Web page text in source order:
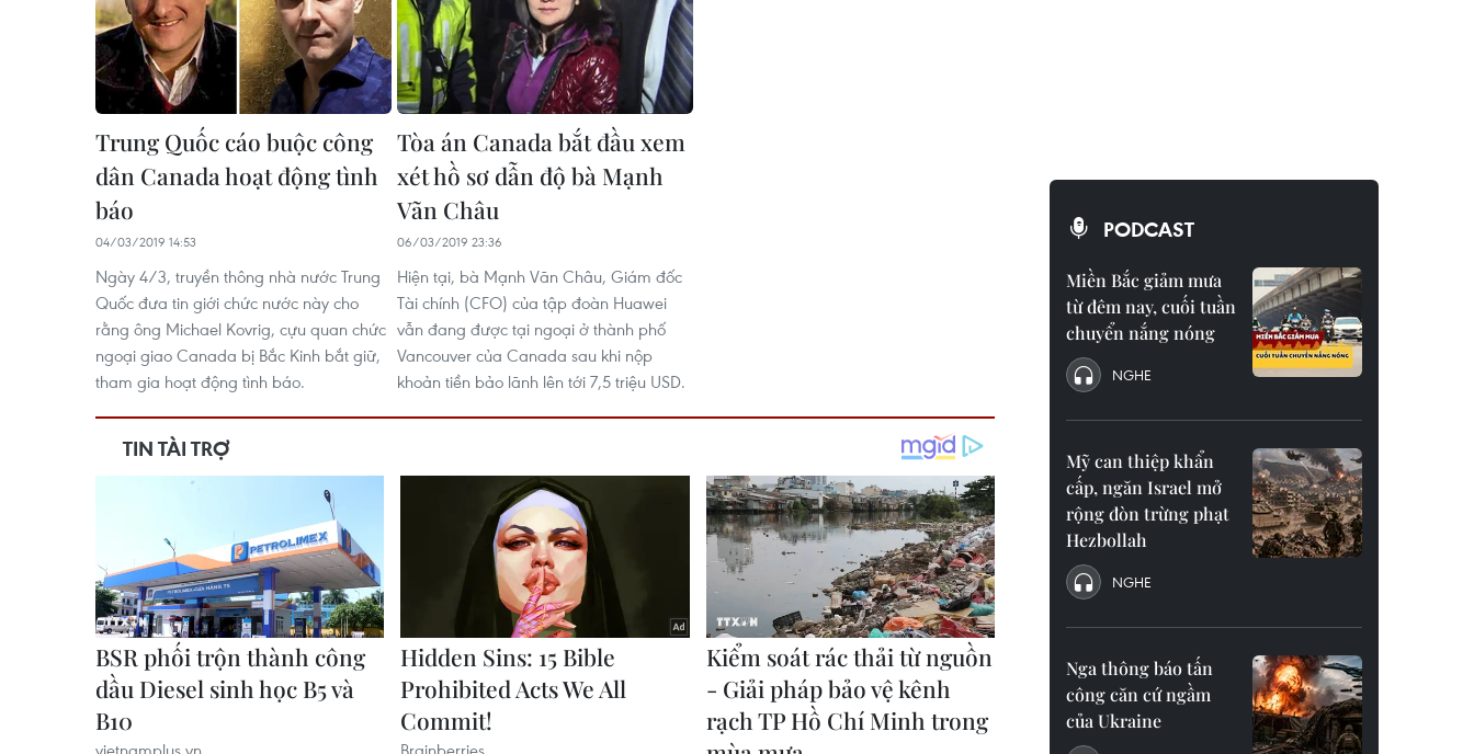
Trung Quốc cáo buộc công
dân Canada hoạt động tình
báo
04/03/2019 14:53
Ngày 4/3, truyền thông nhà nước Trung
Quốc đưa tin giới chức nước này cho
rằng ông Michael Kovrig, cựu quan chức
ngoại giao Canada bị Bắc Kinh bắt giữ,
tham gia hoạt động tình báo.
Tòa án Canada bắt đầu xem
xét hồ sơ dẫn độ bà Mạnh
Vãn Châu
06/03/2019 23:36
Hiện tại, bà Mạnh Vãn Châu, Giám đốc
Tài chính (CFO) của tập đoàn Huawei
vẫn đang được tại ngoại ở thành phố
Vancouver của Canada sau khi nộp
khoản tiền bảo lãnh lên tới 7,5 triệu USD.
PODCAST
Miền Bắc giảm mưa
từ đêm nay, cuối tuần
chuyển nắng nóng
NGHE
Mỹ can thiệp khẩn
cấp, ngăn Israel mở
rộng đòn trừng phạt
Hezbollah
NGHE
Nga thông báo tấn
công căn cứ ngầm
của Ukraine